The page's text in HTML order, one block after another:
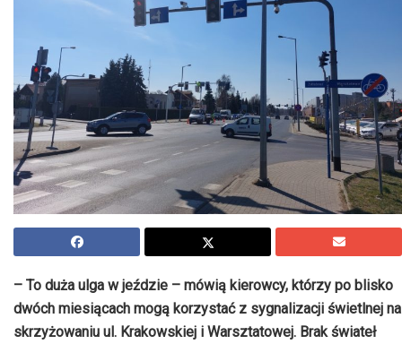
– To duża ulga w jeździe – mówią kierowcy, którzy po blisko
dwóch miesiącach mogą korzystać z sygnalizacji świetlnej na
skrzyżowaniu ul. Krakowskiej i Warsztatowej. Brak świateł